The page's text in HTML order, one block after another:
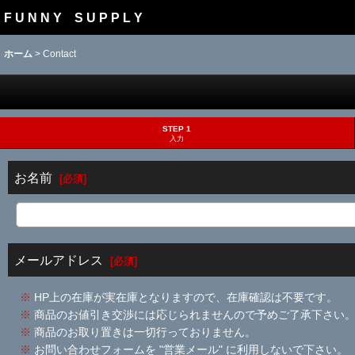
F U N N Y S U P P L Y
ホーム > Contact
STEP 1
入力
お名前 [必須]
メールアドレス [必須]
※ HP上の在庫が実在庫となりますので、在庫確認は不要です。
※ 商品のお値引き交渉には応じられませんので予めご了承下さい。
※ 商品のお取り置きは一切行っておりません。
※ お問い合わせフォームを "営業メール" に利用しないで下さい。